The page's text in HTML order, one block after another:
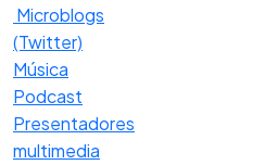
Microblogs
(Twitter)
Música
Podcast
Presentadores
multimedia